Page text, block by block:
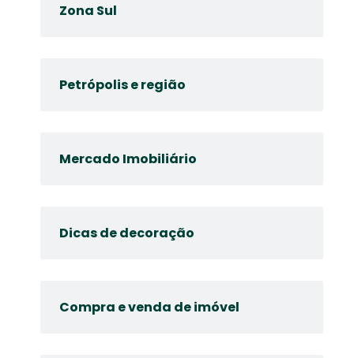
Zona Sul
Petrópolis e região
Mercado Imobiliário
Dicas de decoração
Compra e venda de imóvel